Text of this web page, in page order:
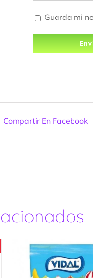
Guarda mi
Compartir En Facebook